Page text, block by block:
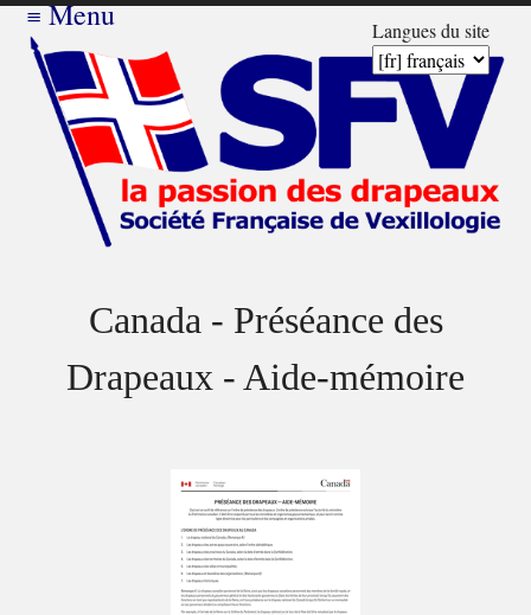
Langues du site
≡Menu
Canada - Préséance des
Drapeaux - Aide-mémoire